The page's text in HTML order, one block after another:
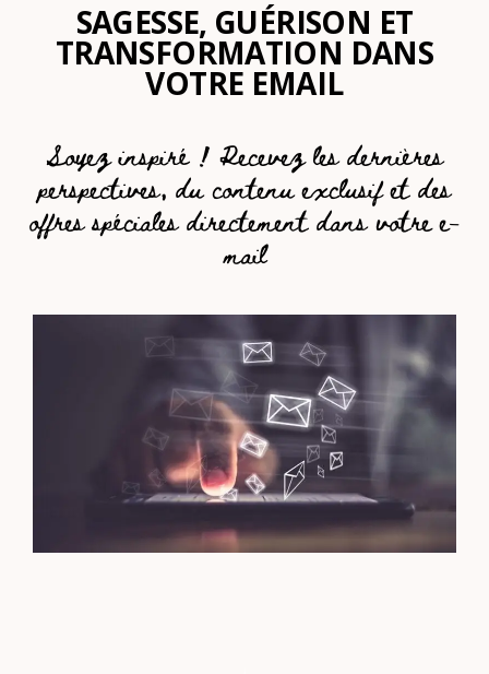
SAGESSE, GUÉRISON ET
TRANSFORMATION DANS
VOTRE EMAIL
Soyez inspiré ! Recevez les dernières
perspectives, du contenu exclusif et des
offres spéciales directement dans votre e-
mail